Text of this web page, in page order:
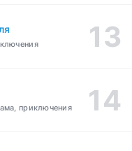
приключения